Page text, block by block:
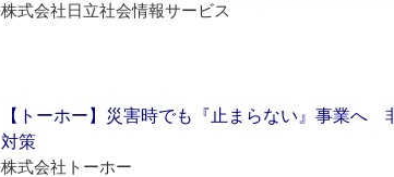
株式会社日立社会情報サービス
【トーホー】災害時でも『止まらない』事業へ
対策
株式会社トーホー